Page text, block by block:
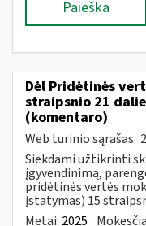
Paieška
Dėl Pridėtinės
straipsnio 21
(komentaro)
Web turinio sąrašas
Siekdami užtikrinti
įgyvendinimą,
pridėtinės vertės
įstatymas) 15
Metai: 2025